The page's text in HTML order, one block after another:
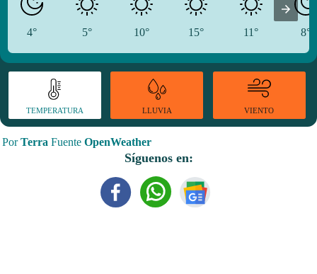
4° 5° 10° 15° 11° 8°
TEMPERATURA LLUVIA VIENTO
PorTerra Fuente OpenWeather
Síguenos en: